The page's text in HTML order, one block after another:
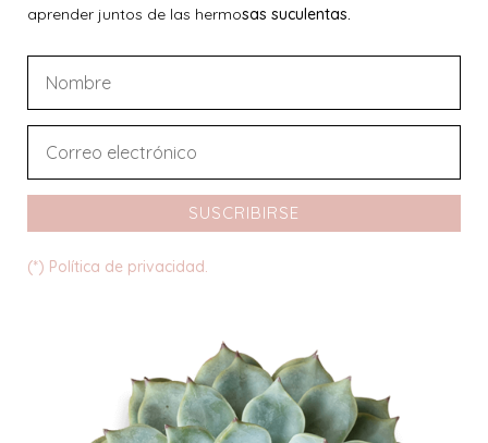
aprender juntos de las hermosas suculentas.
SUSCRIBIRSE
(*) Política de privacidad.